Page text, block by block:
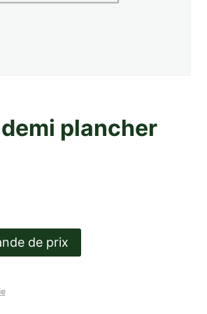
plancher
de prix